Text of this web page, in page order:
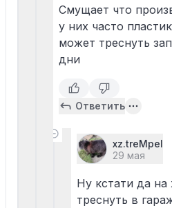
Смущает что
у них часто
может треснуть
дни
Ответить
xz.treMpel
29 мая
Ну кстати да
треснуть в